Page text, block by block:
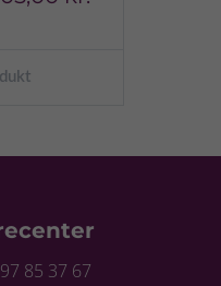
85 37 67